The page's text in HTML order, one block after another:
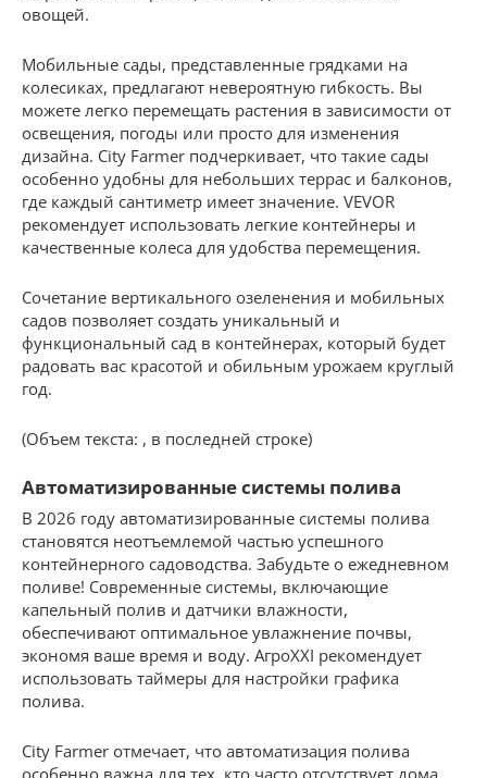
овощей.
Мобильные сады, представленные грядками на
колесиках, предлагают невероятную гибкость. Вы
можете легко перемещать растения в зависимости от
освещения, погоды или просто для изменения
дизайна. City Farmer подчеркивает, что такие сады
особенно удобны для небольших террас и балконов,
где каждый сантиметр имеет значение. VEVOR
рекомендует использовать легкие контейнеры и
качественные колеса для удобства перемещения.
Сочетание вертикального озеленения и мобильных
садов позволяет создать уникальный и
функциональный сад в контейнерах, который будет
радовать вас красотой и обильным урожаем круглый
год.
(Объем текста: , в последней строке)
Автоматизированные системы полива
В 2026 году автоматизированные системы полива
становятся неотъемлемой частью успешного
контейнерного садоводства. Забудьте о ежедневном
поливе! Современные системы, включающие
капельный полив и датчики влажности,
обеспечивают оптимальное увлажнение почвы,
экономя ваше время и воду. АгроXXI рекомендует
использовать таймеры для настройки графика
полива.
City Farmer отмечает, что автоматизация полива
особенно важна для тех, кто часто отсутствует дома